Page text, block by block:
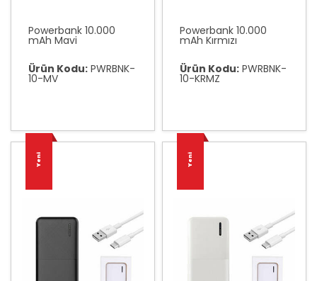
Powerbank 10.000
mAh Mavi
Ürün Kodu: PWRBNK-
10-MV
Powerbank 10.000
mAh Kırmızı
Ürün Kodu: PWRBNK-
10-KRMZ
Yeni Yeni